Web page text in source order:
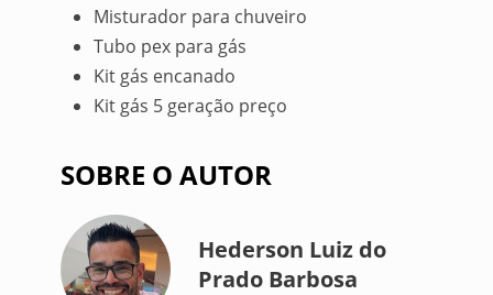
Misturador para chuveiro
Tubo pex para gás
Kit gás encanado
Kit gás 5 geração preço
SOBRE O AUTOR
Hederson Luiz do
Prado Barbosa